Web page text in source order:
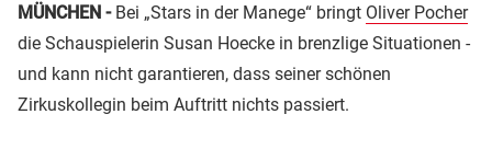
MÜNCHEN -Bei „Stars in der Manege“ bringt Oliver Pocher
die Schauspielerin Susan Hoecke in brenzlige Situationen -
und kann nicht garantieren, dass seiner schönen
Zirkuskollegin beim Auftritt nichts passiert.